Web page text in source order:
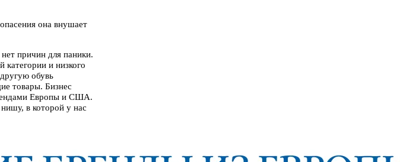
она внушает
причин для паники.
категории и низкого
обувь
товары. Бизнес
Европы и США.
в которой у нас